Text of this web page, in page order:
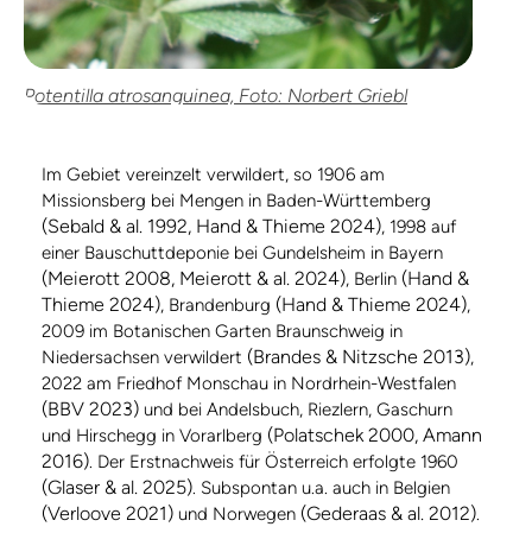
Potentilla atrosanguinea, Foto: Norbert Griebl
Im Gebiet vereinzelt verwildert, so 1906 am
Missionsberg bei Mengen in Baden-Württemberg
(Sebald & al. 1992, Hand & Thieme 2024), 1998 auf
einer Bauschuttdeponie bei Gundelsheim in Bayern
(Meierott 2008, Meierott & al. 2024), Berlin (Hand &
Thieme 2024), Brandenburg (Hand & Thieme 2024),
2009 im Botanischen Garten Braunschweig in
Niedersachsen verwildert (Brandes & Nitzsche 2013),
2022 am Friedhof Monschau in Nordrhein-Westfalen
(BBV 2023) und bei Andelsbuch, Riezlern, Gaschurn
und Hirschegg in Vorarlberg (Polatschek 2000, Amann
2016). Der Erstnachweis für Österreich erfolgte 1960
(Glaser & al. 2025). Subspontan u.a. auch in Belgien
(Verloove 2021) und Norwegen (Gederaas & al. 2012).